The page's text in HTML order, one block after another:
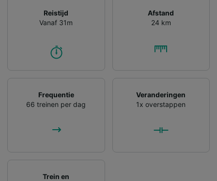
Reistijd
Vanaf 31m
Afstand
24 km
Frequentie
66 treinen per dag
Veranderingen
1x overstappen
Trein en